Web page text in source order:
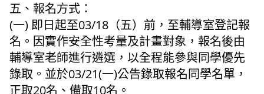
五、報名方式：
(一) 即日起至03/18（五）前，至輔導室登記報
名。因實作安全性考量及計畫對象，報名後由
輔導室老師進行遴選，以全程能參與同學優先
錄取。並於03/21(一)公告錄取報名同學名單，
正取20名、備取10名。